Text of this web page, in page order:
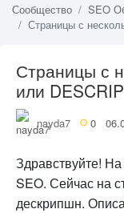
Сообщество
SEO
Страницы с
Страницы с
или
nayda7 0
Здравствуйте!
SEO. Сейчас на
дескрипшн.